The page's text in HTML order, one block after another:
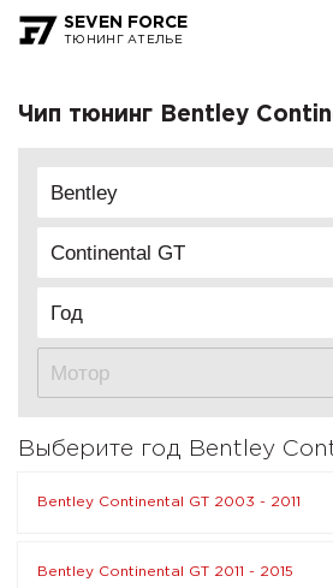
SEVEN FORCE
ТЮНИНГ АТЕЛЬЕ
Чип тюнинг Bentley
Bentley
Continental GT
Год
Мотор
Выберите год Bentley
Bentley Continental GT 2003 - 2011
Bentley Continental GT 2011 - 2015